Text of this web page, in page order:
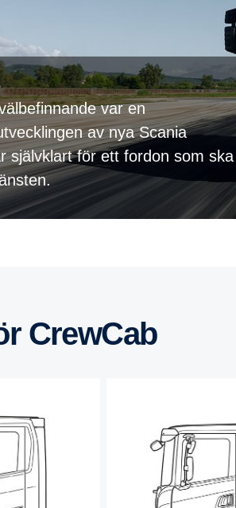
var en
av nya Scania
självklart för ett fordon som ska
CrewCab